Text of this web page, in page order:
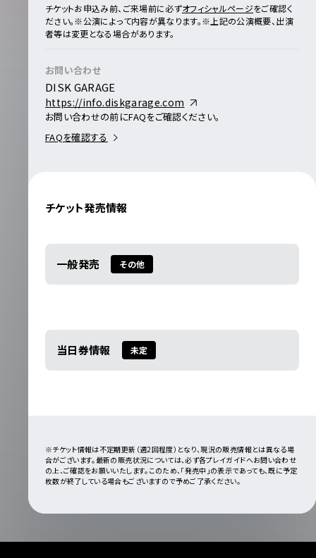
チケットお申込み前、ご来場前に必ずオフィシャルページをご確認く
ださい。※公演によって内容が異なります。※上記の公演概要、出演
者等は変更となる場合があります。
お問い合わせ
DISK GARAGE
https://info.diskgarage.com
お問い合わせの前にFAQをご確認ください。
FAQを確認する
チケット発売情報
一般発売 その他
当日券情報 未定
※チケット情報は不定期更新（週2回程度）となり、現況の販売情報とは異なる場
合がございます。最新の販売状況については、必ず各プレイガイドへお問い合わせ
の上、ご確認をお願いいたします。このため、「発売中」の表示であっても、既に予定
枚数が終了している場合もございますので予めご了承ください。